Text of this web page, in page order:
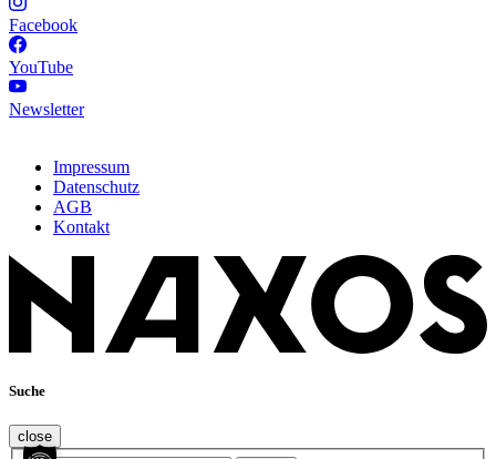
Facebook
YouTube
Newsletter
Impressum
Datenschutz
AGB
Kontakt
Suche
close